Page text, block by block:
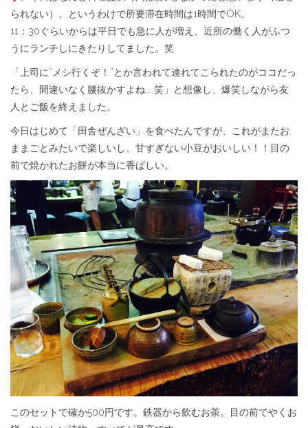
られない）。というわけで所要滞在時間は1時間でOK。
11：30ぐらいからは平日でも急に人が増え、近所の働く人がふつ
うにランチしにきたりしてました。笑
「上司に”メシ行くぞ！”とか言われて連れてこられたのがココだっ
たら、間違いなく腰抜かすよね…..笑」と想像し、爆笑しながら友
人とご飯を終えました。
今日はじめて「田舎ぜんざい」を食べたんですが、これがまたお
ままごとみたいで楽しいし、甘すぎない小豆がおいしい！！目の
前で焼かれたお餅が本当に香ばしい。
このセットで確か500円です。鉄器から飲むお茶。目の前でやくお